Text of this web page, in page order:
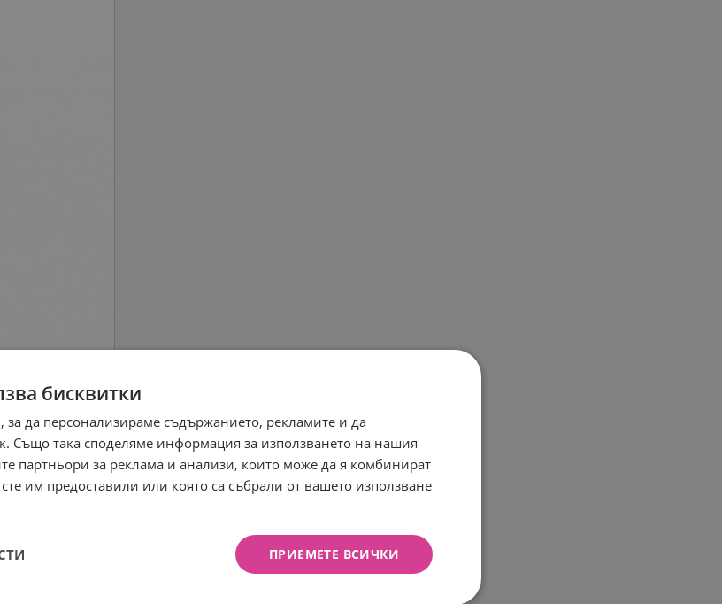
бисквитки
за да персонализираме съдържанието, рекламите и да
Също така споделяме информация за използването на нашия
партньори за реклама и анализи, които може да я комбинират
им предоставили или която са събрали от вашето използване
ПРИЕМЕТЕ ВСИЧКИ